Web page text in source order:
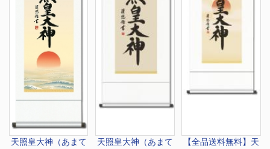
天照皇大神（あまて
天照皇大神（あまて
【全品送料無料】 天